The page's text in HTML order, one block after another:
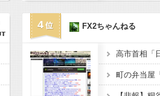
4 FX2ちゃんねる